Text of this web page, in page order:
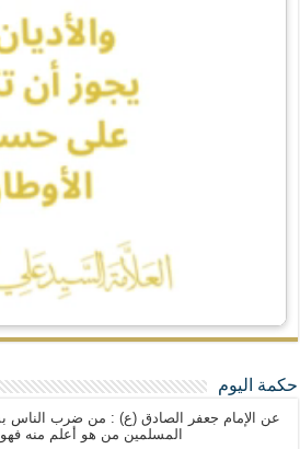
حكمة اليوم
عن الإمام جعفر الصادق (ع) : من ضرب الناس
المسلمين من هو أعلم منه